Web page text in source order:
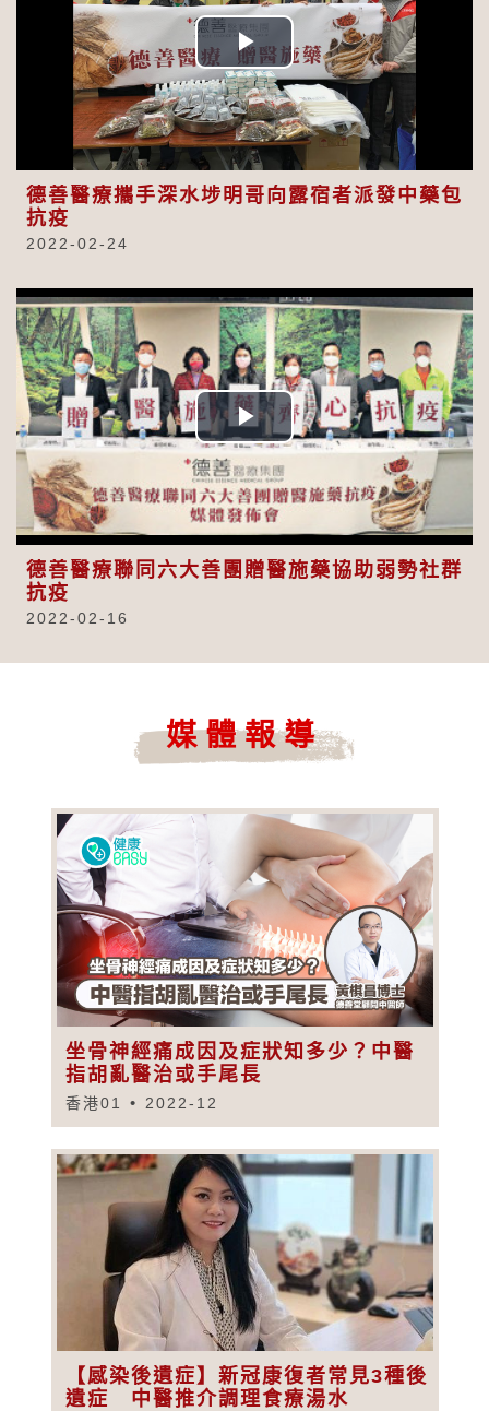
Play
Video
德善醫療攜手深水埗明哥向露宿者派發中藥包
抗疫
2022-02-24
Play
Video
德善醫療聯同六大善團贈醫施藥協助弱勢社群
抗疫
2022-02-16
媒體報導
坐骨神經痛成因及症狀知多少？中醫
指胡亂醫治或手尾長
香港01 2022-12
【感染後遺症】新冠康復者常見3種後
遺症 中醫推介調理食療湯水